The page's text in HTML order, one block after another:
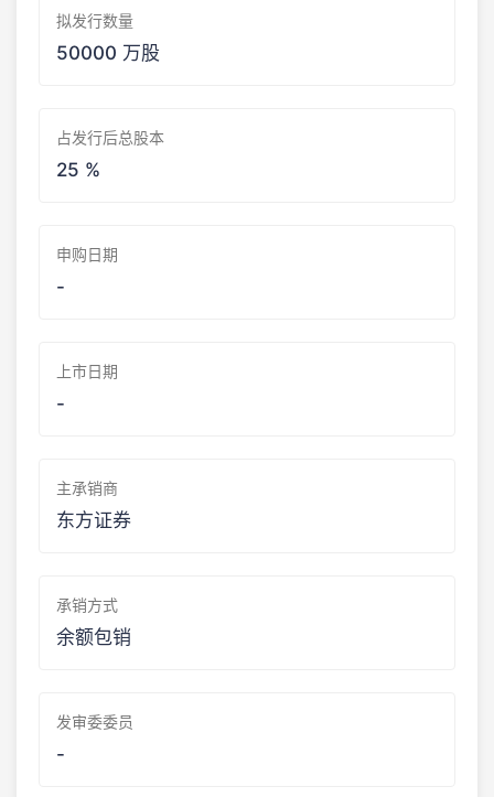
拟发行数量
50000 万股
占发行后总股本
25 %
申购日期
-
上市日期
-
主承销商
东方证券
承销方式
余额包销
发审委委员
-